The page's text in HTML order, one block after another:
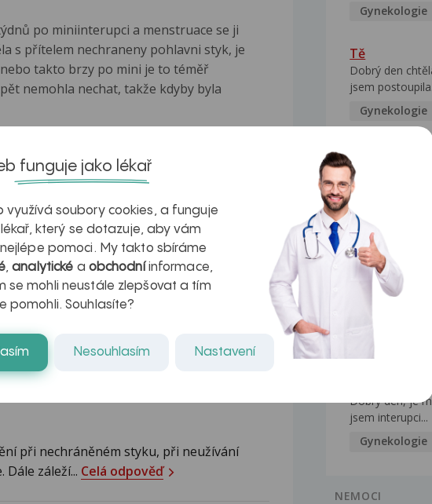
po miniinterupci a menstruace se ji
s přítelem nechraneny pohlavni styk, je
takto brzy po mini je to téměř
nemohla nechat, takže kdyby byla
po interupci dochází za 4-6
všechno,...Celá odpověď
styku
jsem interupci před 5-ti týdny. Ve 3-tím
s přítelem. Minulý týden jsem měla
Chci se zeptat jak velké je riziko že
při nechráněném styku, při neužívání
záleží... Celá odpověď
Gynekologie
Tě
Dobrý den
jsem
Gynekologie
Těhotenství
interrupce
Přítel mne
při kterém...
Gynekologie
Opakovaná
Dobry den,
po
Riziko
Dobrý den, je
jsem interupci...
Gynekologie
NEMOCI
funguje jako lékař
využívá soubory cookies, a funguje
který se dotazuje, aby vám
pomoci. My takto sbíráme
,analytické a obchodníinformace,
se mohli neustále zlepšovat a tím
pomohli. Souhlasíte?
Nesouhlasím Nastavení